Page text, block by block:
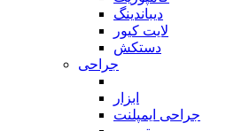
دیباندینگ
لایت کیور
دستکش
جراحی
ابزار
جراحی ایمپلنت